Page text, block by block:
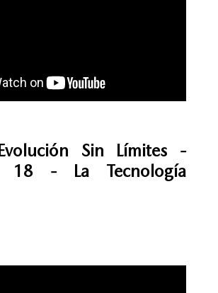
Sin Límites -
18 - La Tecnología